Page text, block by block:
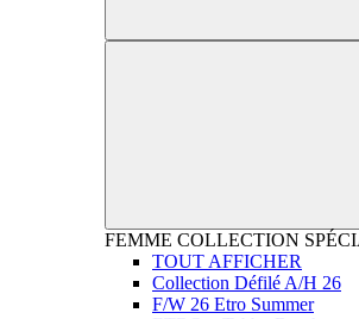
FEMME COLLECTION
TOUT AFFICHER
Collection Défilé A/H 26
F/W 26 Etro Summer